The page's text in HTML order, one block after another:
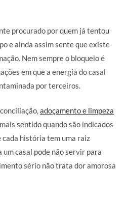
procurado por quem já tentou
e ainda assim sente que existe
Nem sempre o bloqueio é
em que a energia do casal
por terceiros.
adoçamento e limpeza
sentido quando são indicados
história tem uma raiz
casal pode não servir para
sério não trata dor amorosa